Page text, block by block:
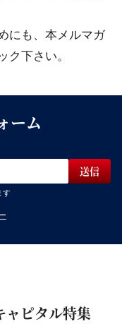
にも、本メルマガ
ク下さい。
ーム
す
ャピタル特集